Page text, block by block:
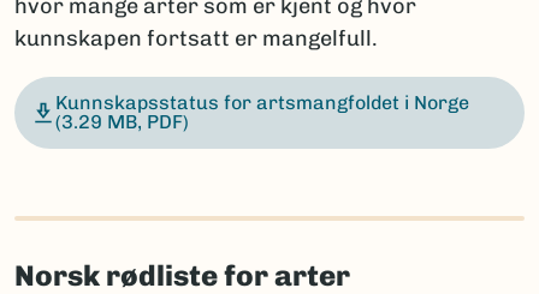
hvor mange arter som er kjent og hvor
kunnskapen fortsatt er mangelfull.
Kunnskapsstatus for artsmangfoldet i Norge
(3.29 MB, PDF)
Norsk rødliste for arter